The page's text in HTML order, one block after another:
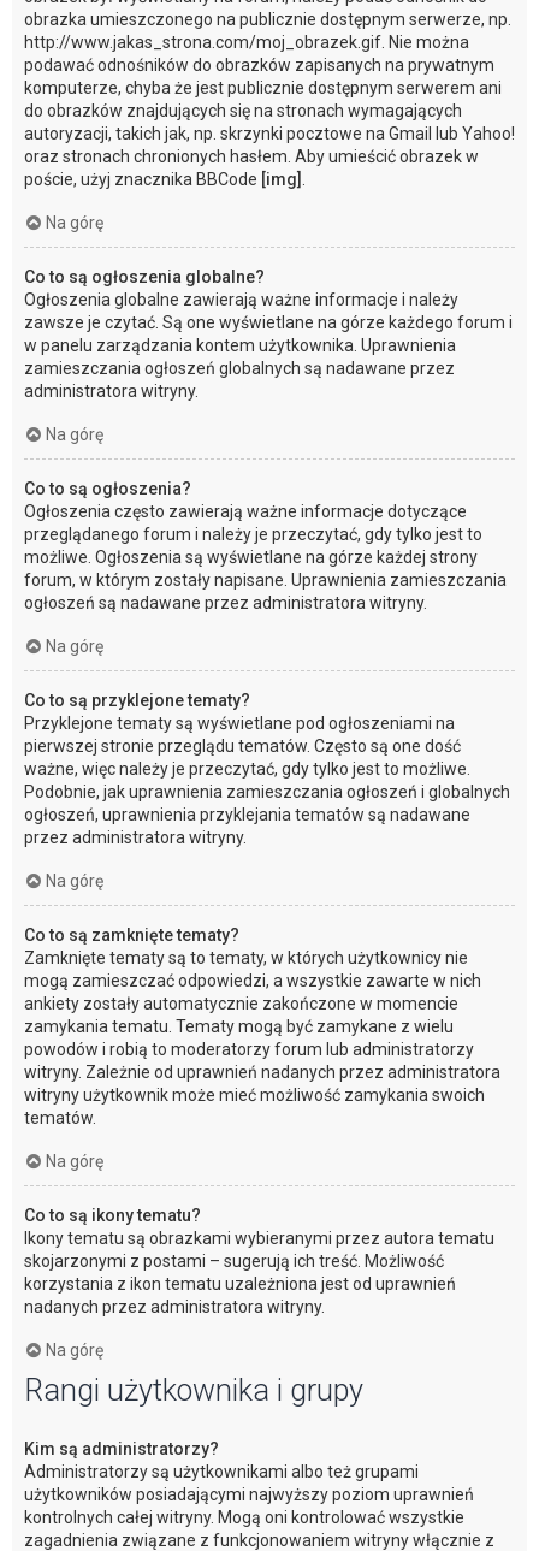
obrazka umieszczonego na publicznie dostępnym serwerze, np.
http://www.jakas_strona.com/moj_obrazek.gif. Nie można
podawać odnośników do obrazków zapisanych na prywatnym
komputerze, chyba że jest publicznie dostępnym serwerem ani
do obrazków znajdujących się na stronach wymagających
autoryzacji, takich jak, np. skrzynki pocztowe na Gmail lub Yahoo!
oraz stronach chronionych hasłem. Aby umieścić obrazek w
poście, użyj znacznika BBCode [img]
Na górę
Co to są ogłoszenia globalne?
Ogłoszenia globalne zawierają ważne informacje i należy
zawsze je czytać. Są one wyświetlane na górze każdego forum i
w panelu zarządzania kontem użytkownika. Uprawnienia
zamieszczania ogłoszeń globalnych są nadawane przez
administratora witryny.
Na górę
Co to są ogłoszenia?
Ogłoszenia często zawierają ważne informacje dotyczące
przeglądanego forum i należy je przeczytać, gdy tylko jest to
możliwe. Ogłoszenia są wyświetlane na górze każdej strony
forum, w którym zostały napisane. Uprawnienia zamieszczania
ogłoszeń są nadawane przez administratora witryny.
Na górę
Co to są przyklejone tematy?
Przyklejone tematy są wyświetlane pod ogłoszeniami na
pierwszej stronie przeglądu tematów. Często są one dość
ważne, więc należy je przeczytać, gdy tylko jest to możliwe.
Podobnie, jak uprawnienia zamieszczania ogłoszeń i globalnych
ogłoszeń, uprawnienia przyklejania tematów są nadawane
przez administratora witryny.
Na górę
Co to są zamknięte tematy?
Zamknięte tematy są to tematy, w których użytkownicy nie
mogą zamieszczać odpowiedzi, a wszystkie zawarte w nich
ankiety zostały automatycznie zakończone w momencie
zamykania tematu. Tematy mogą być zamykane z wielu
powodów i robią to moderatorzy forum lub administratorzy
witryny. Zależnie od uprawnień nadanych przez administratora
witryny użytkownik może mieć możliwość zamykania swoich
tematów.
Na górę
Co to są ikony tematu?
Ikony tematu są obrazkami wybieranymi przez autora tematu
skojarzonymi z postami – sugerują ich treść. Możliwość
korzystania z ikon tematu uzależniona jest od uprawnień
nadanych przez administratora witryny.
Na górę
Rangi użytkownika i grupy
Kim są administratorzy?
Administratorzy są użytkownikami albo też grupami
użytkowników posiadającymi najwyższy poziom uprawnień
kontrolnych całej witryny. Mogą oni kontrolować wszystkie
zagadnienia związane z funkcjonowaniem witryny włącznie z